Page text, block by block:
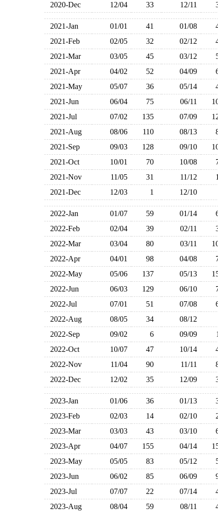
2020-Dec
12/04 33 12/11
2021-Jan 01/01 41 01/08
2021-Feb
02/05 32 02/12
2021-Mar
03/05 45 03/12
2021-Apr
04/02 52 04/09
2021-May
05/07 36 05/14
2021-Jun
06/04 75 06/11
2021-Jul
07/02 135 07/09
2021-Aug
08/06 110 08/13
2021-Sep
09/03 128 09/10
2021-Oct
10/01 70 10/08
2021-Nov
11/05 31 11/12
2021-Dec
12/03 1 12/10
2022-Jan 01/07 59 01/14
2022-Feb
02/04 39 02/11
2022-Mar
03/04 80 03/11
2022-Apr
04/01 98 04/08
2022-May
05/06 137 05/13
2022-Jun
06/03 129 06/10
2022-Jul
07/01 51 07/08
2022-Aug
08/05 34
08/12
2022-Sep
09/02 6 09/09
2022-Oct
10/07 47 10/14
2022-Nov
11/04 90 11/11
2022-Dec
12/02 35 12/09
2023-Jan 01/06 36 01/13
2023-Feb
02/03 14 02/10
2023-Mar
03/03 43 03/10
2023-Apr
04/07 155 04/14
2023-May
05/05 83 05/12
2023-Jun
06/02 85 06/09
2023-Jul
07/07 22 07/14
2023-Aug
08/04 59 08/11